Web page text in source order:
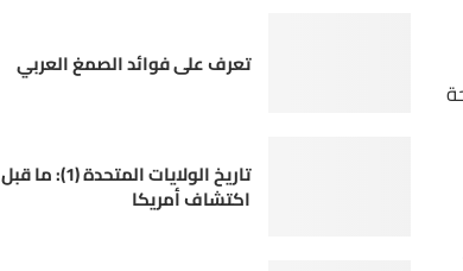
تعرف على فوائد الصمغ العربي
تاريخ الولايات المتحدة (1): ما قبل
اكتشاف أمريكا